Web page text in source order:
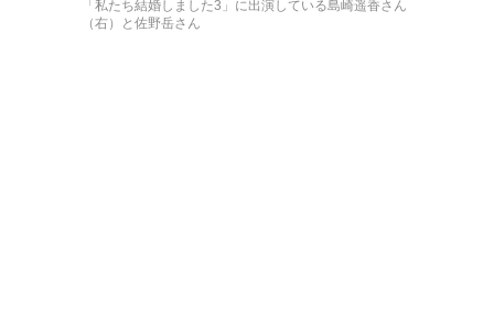
「私たち結婚しました3」に出演している島崎遥香さん
（右）と佐野岳さん